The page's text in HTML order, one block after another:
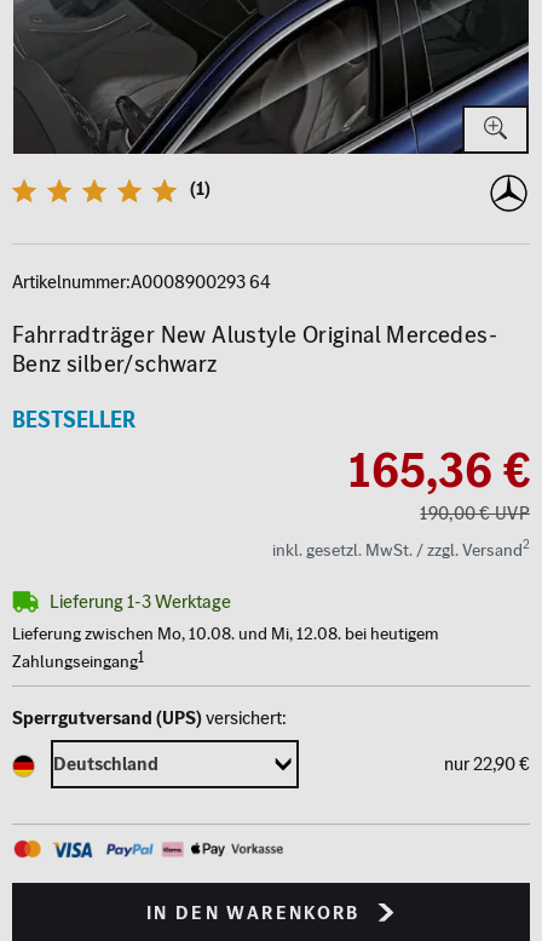
(1)
Artikelnummer:A0008900293 64
Fahrradträger New Alustyle Original Mercedes-
Benz silber/schwarz
BESTSELLER
165,36 €
190,00 € UVP
inkl. gesetzl. MwSt. / zzgl. Versand2
Lieferung 1-3 Werktage
Lieferung zwischen Mo, 10.08. und Mi, 12.08. bei heutigem
Zahlungseingang1
Sperrgutversand (UPS)versichert:
nur 22,90 €
in den Warenkorb